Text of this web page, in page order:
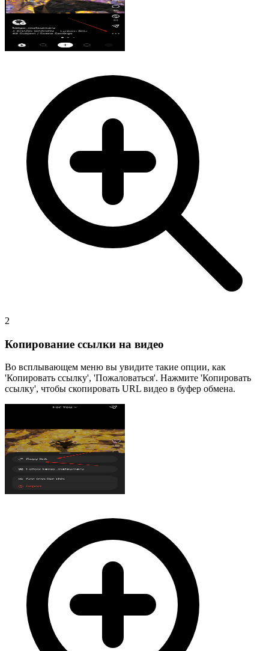
2
Копирование ссылки на видео
Во всплывающем меню вы увидите такие опции, как
'Копировать ссылку', 'Пожаловаться'. Нажмите 'Копировать
ссылку', чтобы скопировать URL видео в буфер обмена.